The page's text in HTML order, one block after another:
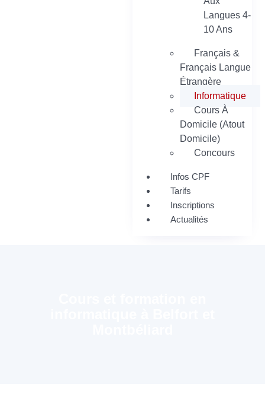
Langues 4-
10 Ans
Français &
Français Langue
Étrangère
Informatique
Cours À
Domicile (Atout
Domicile)
Concours
Infos CPF
Tarifs
Inscriptions
Actualités